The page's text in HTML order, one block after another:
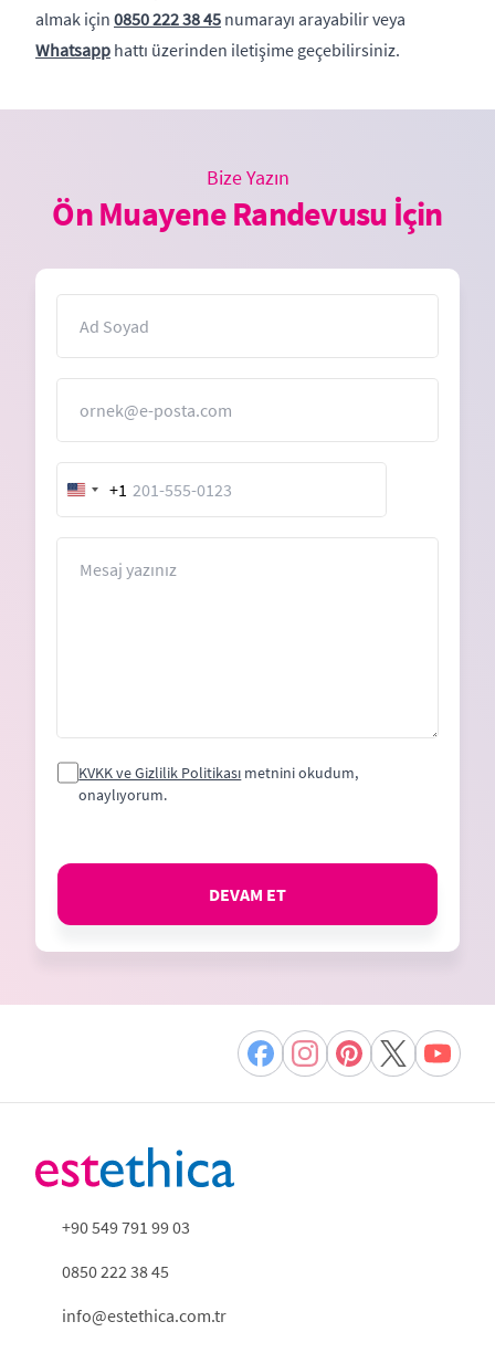
almak için 0850 222 38 45 numarayı arayabilir veya
Whatsapp hattı üzerinden iletişime geçebilirsiniz.
Bize Yazın
Ön Muayene Randevusu İçin
United
States
+1
KVKK ve Gizlilik Politikası metnini okudum,
onaylıyorum.
DEVAM ET
+90 549 791 99 03
0850 222 38 45
info@estethica.com.tr